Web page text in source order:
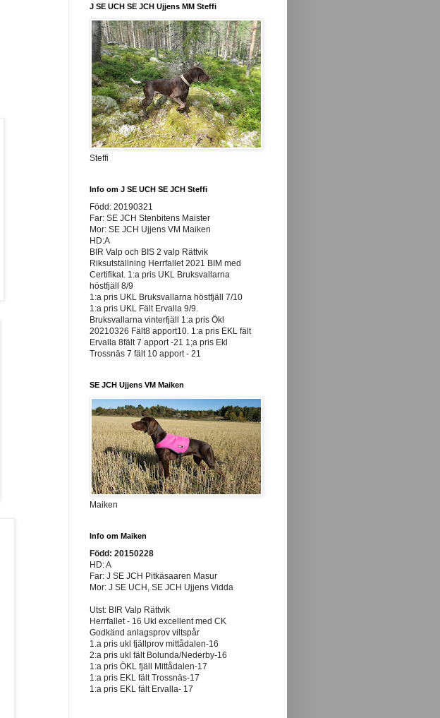
J SE UCH SE JCH Ujjens MM Steffi
Steffi
Info om J SE UCH SE JCH Steffi
Född: 20190321
Far: SE JCH Stenbitens Maister
Mor: SE JCH Ujjens VM Maiken
HD:A
BIR Valp och BIS 2 valp Rättvik
Riksutställning Herrfallet 2021 BIM med
Certifikat. 1:a pris UKL Bruksvallarna
höstfjäll 8/9
1:a pris UKL Bruksvallarna höstfjäll 7/10
1:a pris UKL Fält Ervalla 9/9.
Bruksvallarna vinterfjäll 1:a pris Ökl
20210326 Fält8 apport10. 1:a pris EKL fält
Ervalla 8fält 7 apport -21 1;a pris Ekl
Trossnäs 7 fält 10 apport - 21
SE JCH Ujjens VM Maiken
Maiken
Info om Maiken
Född: 20150228
HD: A
Far: J SE JCH Pitkäsaaren Masur
Mor: J SE UCH, SE JCH Ujjens Vidda
Utst: BIR Valp Rättvik
Herrfallet - 16 Ukl excellent med CK
Godkänd anlagsprov viltspår
1.a pris ukl fjällprov mittådalen-16
2:a pris ukl fält Bolunda/Nederby-16
1:a pris ÖKL fjäll Mittådalen-17
1:a pris EKL fält Trossnäs-17
1:a pris EKL fält Ervalla- 17